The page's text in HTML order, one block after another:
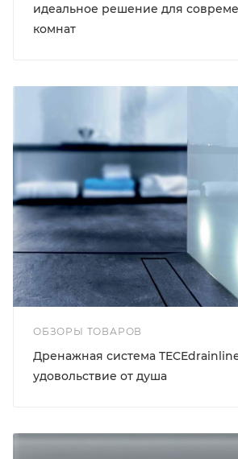
идеальное решение для
комнат
ОБЗОРЫ ТОВАРОВ
Дренажная система
удовольствие от душа